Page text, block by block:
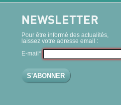
NEWSLETTER
Pour être informé des actualités,
laissez votre adresse email :
E-mail*